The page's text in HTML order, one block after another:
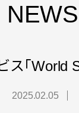
NEWS
ス「World
2025.02.05